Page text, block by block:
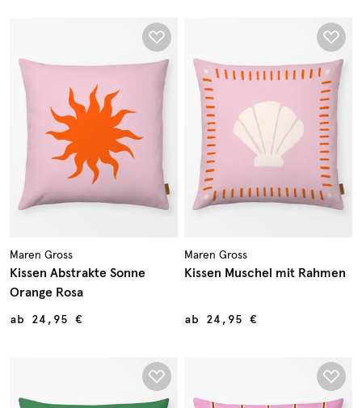
Maren Gross
Kissen Abstrakte Sonne
Orange Rosa
ab 24,95 €
Maren Gross
Kissen Muschel mit Rahmen
ab 24,95 €